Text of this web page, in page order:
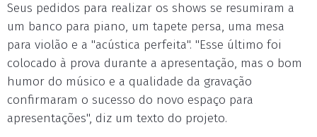
Seus pedidos para realizar os shows se resumiram a
um banco para piano, um tapete persa, uma mesa
para violão e a "acústica perfeita". "Esse último foi
colocado à prova durante a apresentação, mas o bom
humor do músico e a qualidade da gravação
confirmaram o sucesso do novo espaço para
apresentações", diz um texto do projeto.